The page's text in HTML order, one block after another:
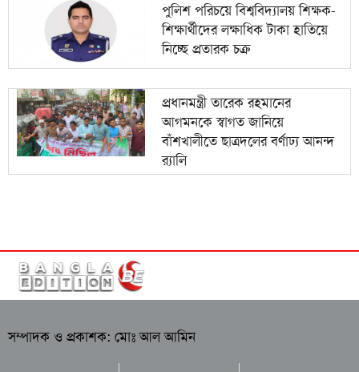
পুলিশ পরিচয়ে বিশ্ববিদ্যালয় শিক্ষক-
শিক্ষার্থীদের লক্ষাধিক টাকা হাতিয়ে
নিচ্ছে প্রতারক চক্র
প্রধানমন্ত্রী তারেক রহমানের
আগমনকে স্বাগত জানিয়ে
বাঁশখালীতে ছাত্রদলের বর্ণাঢ্য আনন্দ
র‍্যালি
সম্পাদক ও প্রকাশক: মোঃ আল আমিন